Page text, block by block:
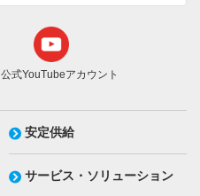
公式YouTubeアカウント
安定供給
サービス・ソリューション